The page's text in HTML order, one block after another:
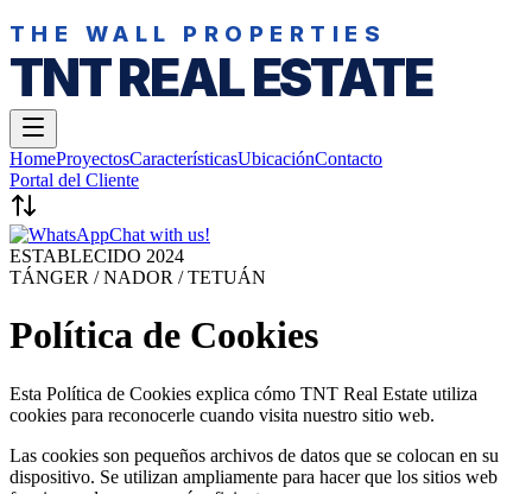
THE WALL PROPERTIES
TNT REAL ESTATE
HomeProyectosCaracterísticasUbicaciónContacto
Portal del Cliente
Chat with us!
ESTABLECIDO 2024
TÁNGER / NADOR / TETUÁN
Política de Cookies
Esta Política de Cookies explica cómo TNT Real Estate utiliza
cookies para reconocerle cuando visita nuestro sitio web.
Las cookies son pequeños archivos de datos que se colocan en su
dispositivo. Se utilizan ampliamente para hacer que los sitios web